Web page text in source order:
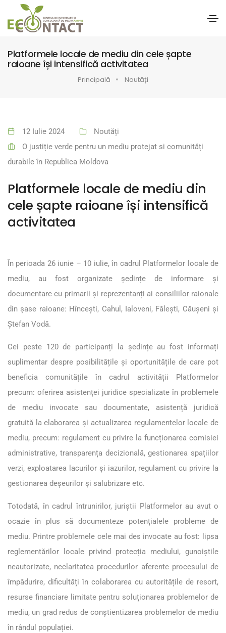
Platformele locale de mediu din cele șapte
raioane își intensifică activitatea
Principală Noutăți
12 Iulie 2024
Noutăți
O justiție verde pentru un mediu protejat si comunități
durabile în Republica Moldova
Platformele locale de mediu din
cele șapte raioane își intensifică
activitatea
În perioada 26 iunie – 10 iulie, în cadrul Platformelor locale de
mediu, au fost organizate ședințe de informare și
documentare cu primarii și reprezentanți ai consiliilor raionale
din șase raioane: Hîncești, Cahul, Ialoveni, Fălești, Căușeni și
Ștefan Vodă.
Cei peste 120 de participanți la ședințe au fost informați
suplimentar despre posibilitățile și oportunitățile de care pot
beneficia comunitățile în cadrul activității Platformelor
precum: oferirea asistenței juridice specializate în problemele
de mediu invocate sau documentate, asistență juridică
gratuită la elaborarea și actualizarea regulamentelor locale de
mediu, precum: regulament cu privire la funcționarea comisiei
administrative, transparența decizională, gestionarea spațiilor
verzi, exploatarea lacurilor și iazurilor, regulament cu privire la
gestionarea deșeurilor și salubrizare etc.
Totodată, în cadrul întrunirilor, juriștii Platformelor au avut o
ocazie în plus să documenteze potențialele probleme de
mediu. Printre problemele cele mai des invocate au fost: lipsa
reglementărilor locale privind protecția mediului, gunoiștile
neautorizate, neclaritatea procedurilor aferente procesului de
împădurire, dificultăți în colaborarea cu autoritățile de resort,
resurse financiare limitate pentru soluționarea problemelor de
mediu, un grad redus de conștientizarea problemelor de mediu
în rândul populației.